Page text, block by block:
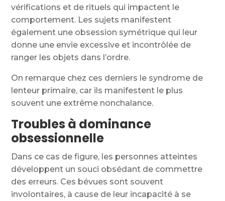
vérifications et de rituels qui impactent le
comportement. Les sujets manifestent
également une obsession symétrique qui leur
donne une envie excessive et incontrôlée de
ranger les objets dans l’ordre.
On remarque chez ces derniers le syndrome de
lenteur primaire, car ils manifestent le plus
souvent une extrême nonchalance.
Troubles à dominance
obsessionnelle
Dans ce cas de figure, les personnes atteintes
développent un souci obsédant de commettre
des erreurs. Ces bévues sont souvent
involontaires, à cause de leur incapacité à se